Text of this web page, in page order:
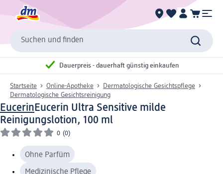
Suchen und finden
Dauerpreis - dauerhaft günstig einkaufen
Startseite Online-Apotheke
Dermatologische Gesichtspflege
Dermatologische Gesichtsreinigung
EucerinEucerin Ultra Sensitive milde
Reinigungslotion, 100 ml
0 (0)
Ohne Parfüm
Medizinische Pflege